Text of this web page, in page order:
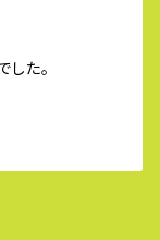
た。